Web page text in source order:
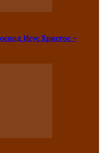
Исус Христос –